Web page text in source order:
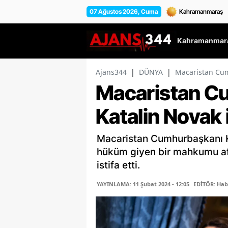
07 Ağustos 2026, Cuma
Ajans344 | DÜNYA | Macaristan
Macaristan
Katalin
Macaristan Cumhurbaşkanı
hüküm giyen bir mahkumu
istifa etti.
YAYINLAMA: 11 Şubat 2024 - 12:05 EDİTÖR: